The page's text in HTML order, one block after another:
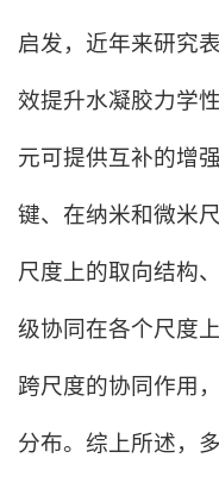
启发，近年来研究
效提升水凝胶力学
元可提供互补的增
键、在纳米和微米
尺度上的取向结构
级协同在各个尺度
跨尺度的协同作用
分布。综上所述，